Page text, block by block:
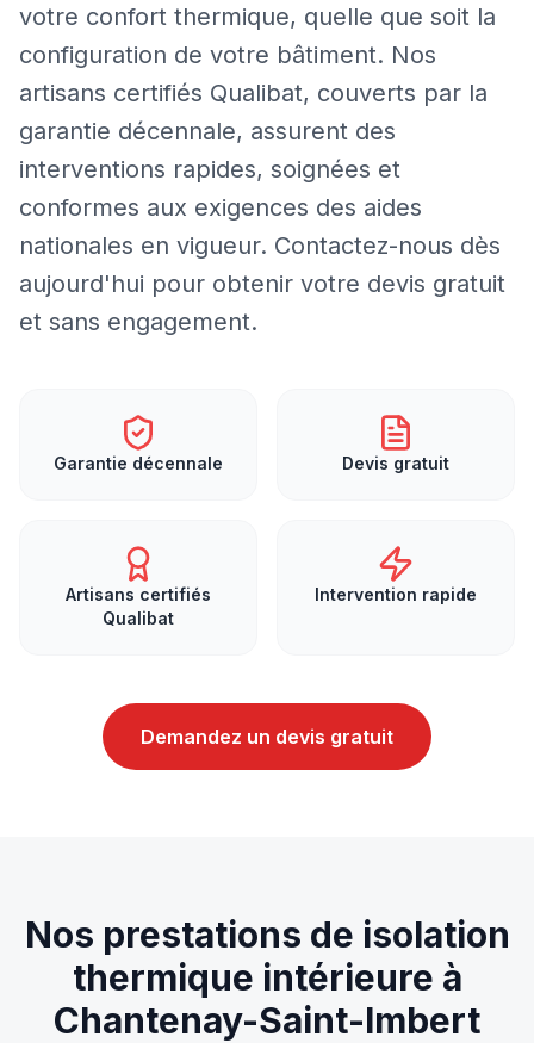
votre confort thermique, quelle que soit la
configuration de votre bâtiment. Nos
artisans certifiés Qualibat, couverts par la
garantie décennale, assurent des
interventions rapides, soignées et
conformes aux exigences des aides
nationales en vigueur. Contactez-nous dès
aujourd'hui pour obtenir votre devis gratuit
et sans engagement.
Garantie décennale Devis gratuit
Artisans certifiés
Qualibat
Intervention rapide
Demandez un devis gratuit
Nos prestations de isolation
thermique intérieure à
Chantenay-Saint-Imbert